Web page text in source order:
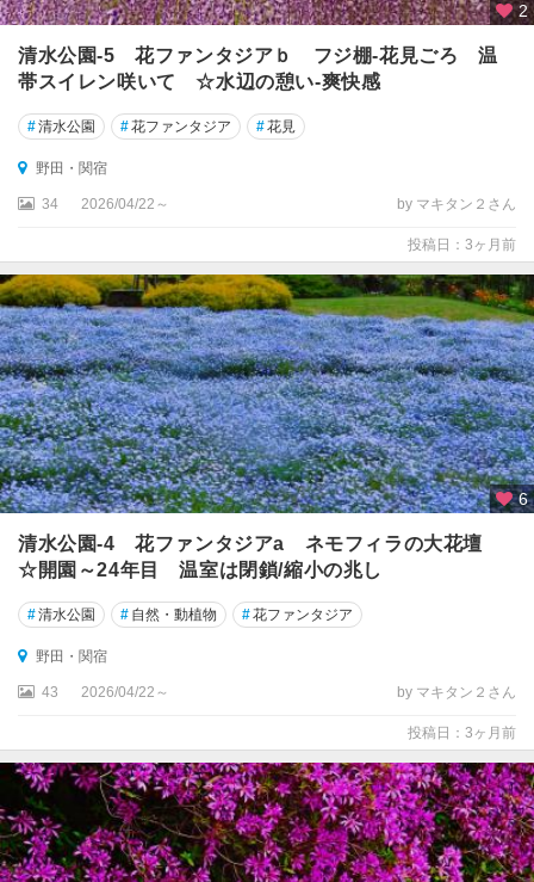
2
清水公園‐5 花ファンタジアｂ フジ棚-花見ごろ 温
帯スイレン咲いて ☆水辺の憩い‐爽快感
#清水公園 #花ファンタジア #花見
野田・関宿
34 2026/04/22～ by マキタン２さん
投稿日：3ヶ月前
6
清水公園‐4 花ファンタジアa ネモフィラの大花壇
☆開園～24年目 温室は閉鎖/縮小の兆し
#清水公園 # 自然・動植物 #花ファンタジア
野田・関宿
43 2026/04/22～ by マキタン２さん
投稿日：3ヶ月前